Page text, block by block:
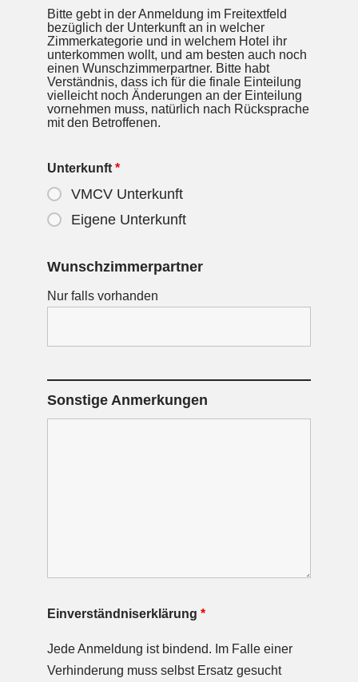
Bitte gebt in der Anmeldung im Freitextfeld
bezüglich der Unterkunft an in welcher
Zimmerkategorie und in welchem Hotel ihr
unterkommen wollt, und am besten auch noch
einen Wunschzimmerpartner. Bitte habt
Verständnis, dass ich für die finale Einteilung
vielleicht noch Änderungen an der Einteilung
vornehmen muss, natürlich nach Rücksprache
mit den Betroffenen.
Unterkunft *
VMCV Unterkunft
Eigene Unterkunft
Wunschzimmerpartner
Nur falls vorhanden
Sonstige Anmerkungen
Einverständniserklärung *
Jede Anmeldung ist bindend. Im Falle einer
Verhinderung muss selbst Ersatz gesucht